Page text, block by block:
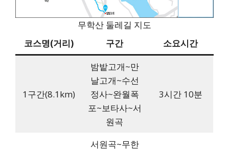
무학산 둘레길 지도
코스명(거리)
구간 소요시간
1구간(8.1km)
밤밭고개~만
날고개~수선
정사~완월폭
포~보타사~서
원곡
3시간 10분
서원곡~무한